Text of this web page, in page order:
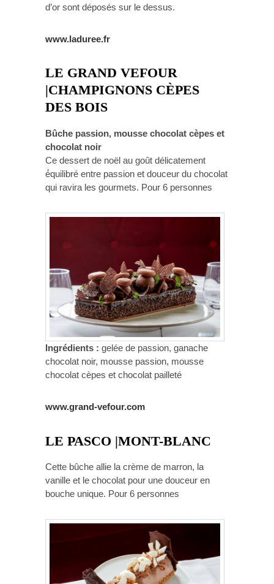
d’or sont déposés sur le dessus.
www.laduree.fr
LE GRAND VEFOUR
|CHAMPIGNONS CÈPES
DES BOIS
Bûche passion, mousse chocolat cèpes et
chocolat noir
Ce dessert de noël au goût délicatement
é́quilibré entre passion et douceur du chocolat
qui ravira les gourmets. Pour 6 personnes
Ingrédients : gelée de passion, ganache
chocolat noir, mousse passion, mousse
chocolat cèpes et chocolat pailleté
www.grand-vefour.com
LE PASCO |MONT-BLANC
Cette bûche allie la crème de marron, la
vanille et le chocolat pour une douceur en
bouche unique. Pour 6 personnes